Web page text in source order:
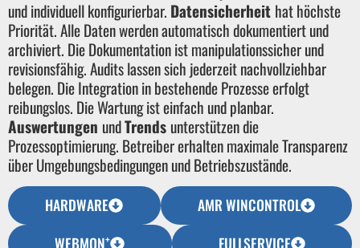
und individuell konfigurierbar. Datensicherheit hat höchste
Priorität. Alle Daten werden automatisch dokumentiert und
archiviert. Die Dokumentation ist manipulationssicher und
revisionsfähig. Audits lassen sich jederzeit nachvollziehbar
belegen. Die Integration in bestehende Prozesse erfolgt
reibungslos. Die Wartung ist einfach und planbar.
Auswertungen undTrends unterstützen die
Prozessoptimierung. Betreiber erhalten maximale Transparenz
über Umgebungsbedingungen und Betriebszustände.
HARDWARE
AMR WINCONTROL
WEBMON+ FULLSERVICE